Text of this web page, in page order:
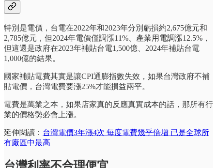
特別是電價，台電在2022年和2023年分別虧損約2,675億元和
2,785億元，但2024年電價僅調漲11%、產業用電調漲12.5%，
但這還是政府在2023年補貼台電1,500億、2024年補貼台電
1,000億的結果。
國家補貼電費其實是讓CPI通膨指數失效，如果台灣政府不補
貼電價，台灣電費要漲25%才能損益兩平。
電費是萬業之本，如果店家真的反應真實成本的話，那所有行
業的價格勢必會上漲。
延伸閱讀： 台灣電價3年漲4次 每度電費幾乎倍增 已是全球所
有廠區中最高